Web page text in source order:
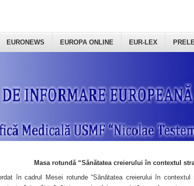
EURONEWS EUROPA ONLINE EUR-LEX
Masa rotundă “Sănătatea creierului în contextul
în cadrul Mesei rotunde “Sănătatea creierului în